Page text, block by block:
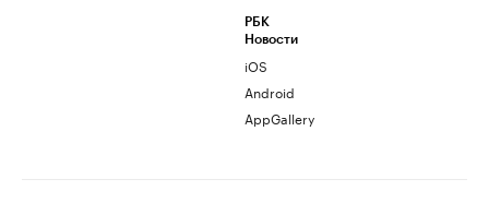
РБК
Новости
iOS
Android
AppGallery